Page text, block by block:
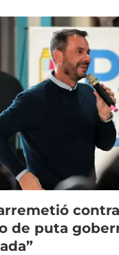
de puta